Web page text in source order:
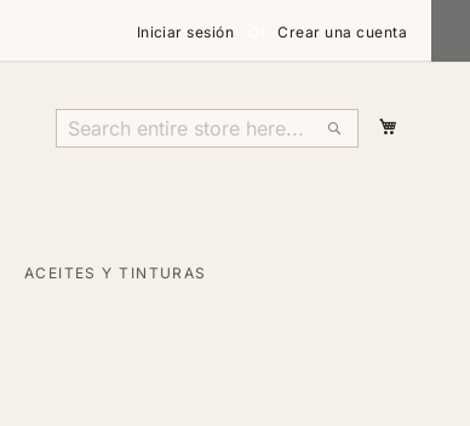
Iniciar sesión Crear una cuenta
Search
ACEITES Y TINTURAS